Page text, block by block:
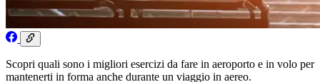
Scopri quali sono i migliori esercizi da fare in aeroporto e in volo per
mantenerti in forma anche durante un viaggio in aereo.